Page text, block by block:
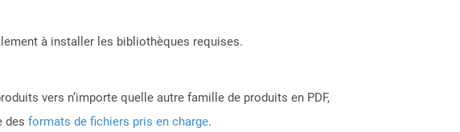
à installer les bibliothèques requises.
vers n’importe quelle autre famille de produits en PDF,
des formats de fichiers pris en charge.